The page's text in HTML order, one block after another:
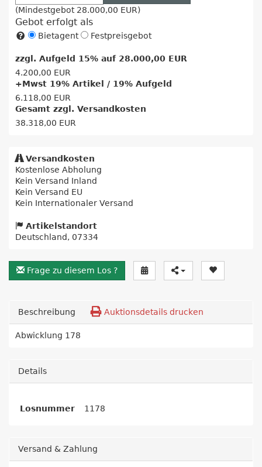
(Mindestgebot 28.000,00 EUR)
Gebot erfolgt als
Bietagent Festpreisgebot
zzgl. Aufgeld 15% auf 28.000,00 EUR
4.200,00 EUR
+Mwst 19% Artikel / 19% Aufgeld
6.118,00 EUR
Gesamt zzgl. Versandkosten
38.318,00 EUR
Versandkosten
Kostenlose Abholung
Kein Versand Inland
Kein Versand EU
Kein Internationaler Versand
Artikelstandort
Deutschland, 07334
Frage zu diesem Los ?
Beschreibung Auktionsdetails drucken
Abwicklung 178
Details
Losnummer 1178
Versand & Zahlung